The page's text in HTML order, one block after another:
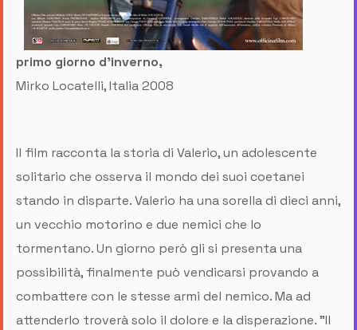
primo giorno d’inverno,
Mirko Locatelli, Italia 2008
Il film racconta la storia di Valerio, un adolescente
solitario che osserva il mondo dei suoi coetanei
stando in disparte. Valerio ha una sorella di dieci anni,
un vecchio motorino e due nemici che lo
tormentano. Un giorno però gli si presenta una
possibilità, finalmente può vendicarsi provando a
combattere con le stesse armi del nemico. Ma ad
attenderlo troverà solo il dolore e la disperazione. "Il